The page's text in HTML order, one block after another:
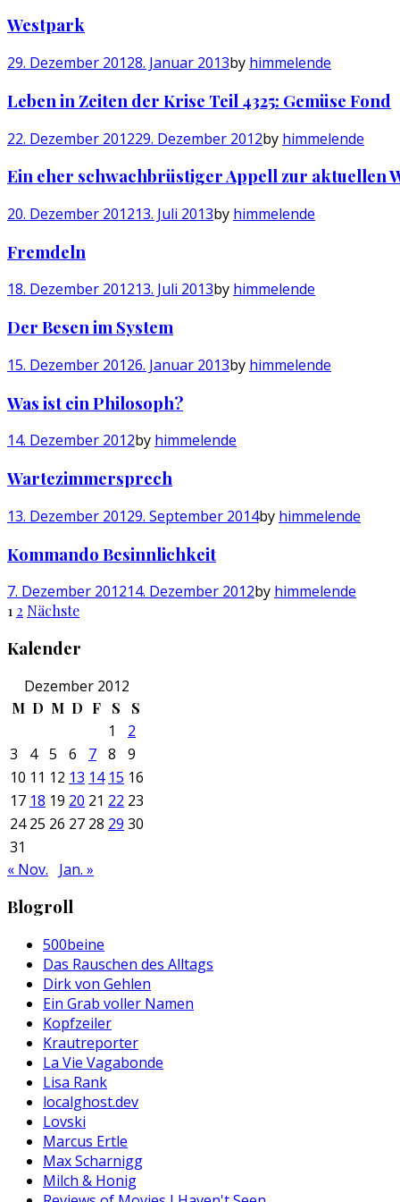
Westpark
29. Dezember 20128. Januar 2013by himmelende
Leben in Zeiten der Krise Teil 4325: Gemüse Fond
22. Dezember 201229. Dezember 2012by himmelende
Ein eher schwachbrüstiger Appell zur aktuellen
20. Dezember 201213. Juli 2013by himmelende
Fremdeln
18. Dezember 201213. Juli 2013by himmelende
Der Besen im System
15. Dezember 20126. Januar 2013by himmelende
Was ist ein Philosoph?
14. Dezember 2012by himmelende
Wartezimmersprech
13. Dezember 20129. September 2014by himmelende
Kommando Besinnlichkeit
7. Dezember 201214. Dezember 2012by himmelende
Seitennummerierung
der
1 2 Nächste
Kalender
Dezember 2012
M D M D F S S
1
2
3
4 5 6 7 8
9
10 11 12 13 14 15 16
17 18 19 20 21 22 23
24 25 26 27 28 29 30
31
« Nov.
Jan. »
Blogroll
500beine
Das Rauschen des Alltags
Dirk von Gehlen
Ein Grab voller Namen
Kopfzeiler
Krautreporter
La Vie Vagabonde
Lisa Rank
localghost.dev
Lovski
Marcus Ertle
Max Scharnigg
Milch & Honig